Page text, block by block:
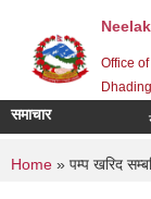
Office
समाचार
You are
Home » पम्प खरिद